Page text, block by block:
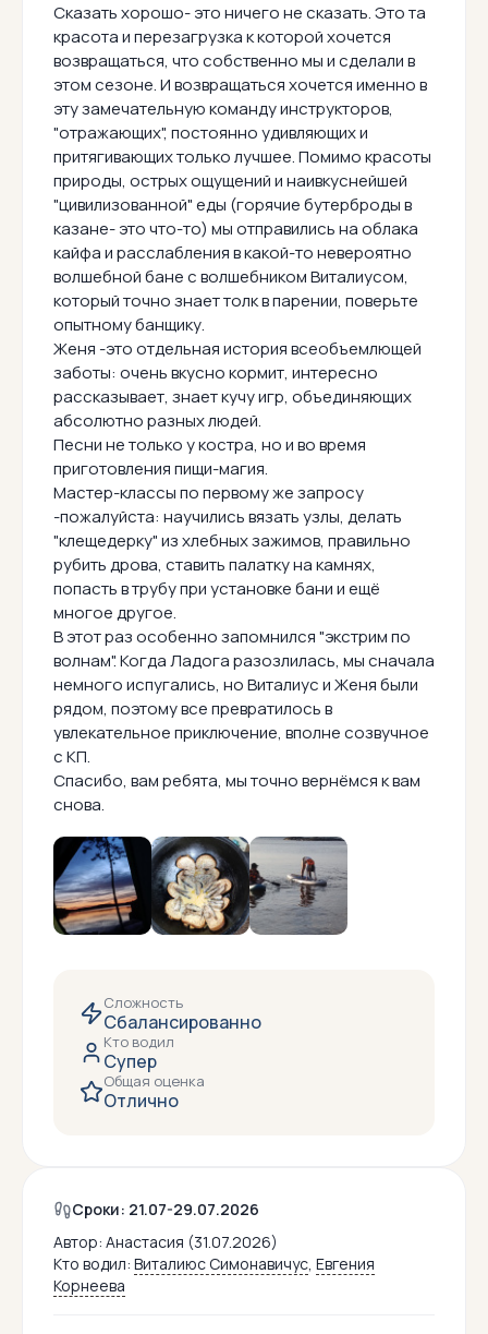
Сказать хорошо- это ничего не сказать. Это та
красота и перезагрузка к которой хочется
возвращаться, что собственно мы и сделали в
этом сезоне. И возвращаться хочется именно в
эту замечательную команду инструкторов,
"отражающих", постоянно удивляющих и
притягивающих только лучшее. Помимо красоты
природы, острых ощущений и наивкуснейшей
"цивилизованной" еды (горячие бутерброды в
казане- это что-то) мы отправились на облака
кайфа и расслабления в какой-то невероятно
волшебной бане с волшебником Виталиусом,
который точно знает толк в парении, поверьте
опытному банщику.
Женя -это отдельная история всеобъемлющей
заботы: очень вкусно кормит, интересно
рассказывает, знает кучу игр, объединяющих
абсолютно разных людей.
Песни не только у костра, но и во время
приготовления пищи-магия.
Мастер-классы по первому же запросу
-пожалуйста: научились вязать узлы, делать
"клещедерку" из хлебных зажимов, правильно
рубить дрова, ставить палатку на камнях,
попасть в трубу при установке бани и ещё
многое другое.
В этот раз особенно запомнился "экстрим по
волнам". Когда Ладога разозлилась, мы сначала
немного испугались, но Виталиус и Женя были
рядом, поэтому все превратилось в
увлекательное приключение, вполне созвучное
с КП.
Спасибо, вам ребята, мы точно вернёмся к вам
снова.
Сложность
Сбалансированно
Кто водил
Супер
Общая оценка
Отлично
Сроки: 21.07-29.07.2026
Автор: Анастасия (31.07.2026)
Кто водил: Виталиюс Симонавичус, Евгения
Корнеева